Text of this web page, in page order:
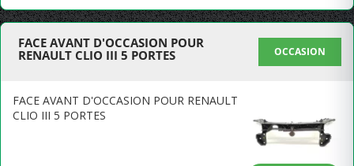
FACE AVANT D'OCCASION POUR
RENAULT CLIO III 5 PORTES
OCCASION
FACE AVANT D'OCCASION POUR RENAULT
CLIO III 5 PORTES